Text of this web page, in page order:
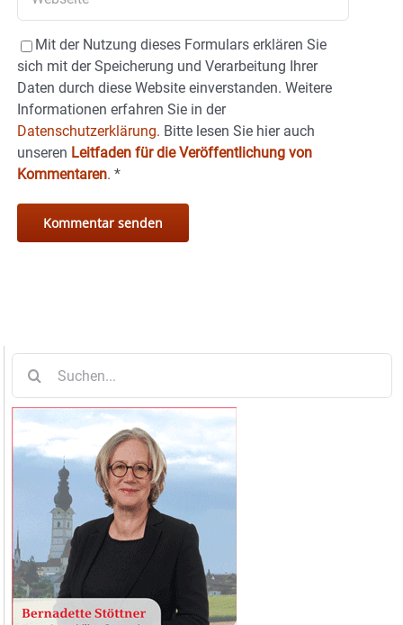
Mit der Nutzung dieses Formulars erklären Sie
sich mit der Speicherung und Verarbeitung Ihrer
Daten durch diese Website einverstanden. Weitere
Informationen erfahren Sie in der
Datenschutzerklärung. Bitte lesen Sie hier auch
unseren Leitfaden für die Veröffentlichung von
Kommentaren. *
nach: